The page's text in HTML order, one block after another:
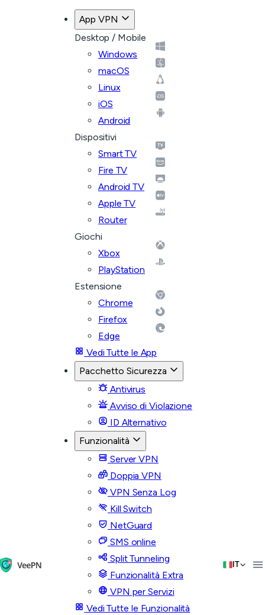
App VPN
Desktop / Mobile
Windows
macOS
Linux
iOS
Android
Dispositivi
Smart TV
Fire TV
Android TV
Apple TV
Router
Giochi
Xbox
PlayStation
Estensione
Chrome
Firefox
Edge
Vedi Tutte le App
Pacchetto Sicurezza
Antivirus
Avviso di Violazione
ID Alternativo
Funzionalità
Server VPN
Doppia VPN
VPN Senza Log
Kill Switch
NetGuard
SMS online
Split Tunneling
Funzionalità Extra
VPN per Servizi
Vedi Tutte le Funzionalità
IT